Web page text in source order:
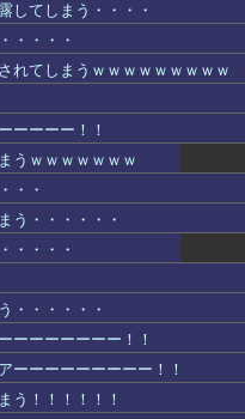
してしまう・・・・
・・・・
れてしまうｗｗｗｗｗｗｗｗｗ
ーーーー！！
うｗｗｗｗｗｗｗ
・・
う・・・・・・
・・・・
・・・・・・
ーーーーーーー！！
ーーーーーーーーー！！
う！！！！！！